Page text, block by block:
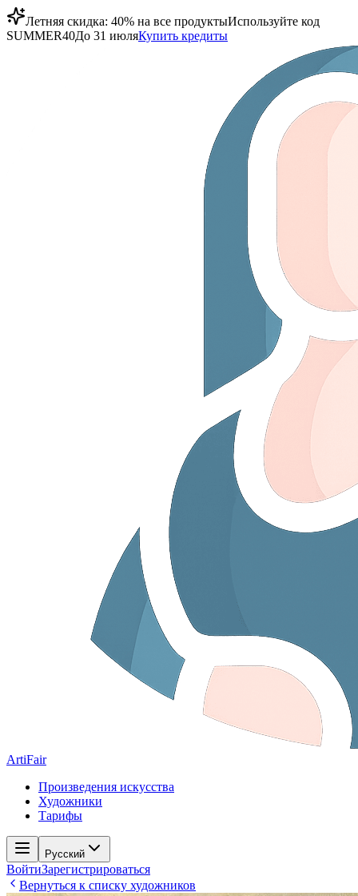
Летняя скидка: 40% на все продуктыИспользуйте код
SUMMER40До 31 июляКупить кредиты
ArtiFair
Произведения искусства
Художники
Тарифы
Русский
ВойтиЗарегистрироваться
Вернуться к списку художников